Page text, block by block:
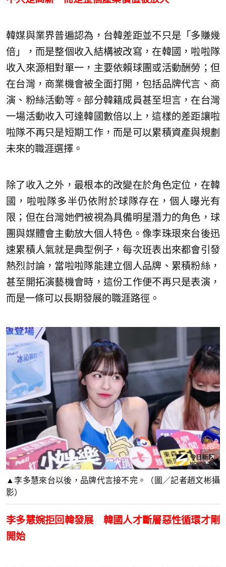
韓媒與業界普遍認為，台韓差距並不只是「多賺幾
倍」，而是整個收入結構被改寫，在韓國，啦啦隊
收入來源相對單一，主要依賴球團或活動酬勞；但
在台灣，商業機會被全面打開，包括品牌代言、商
演、粉絲活動等。部分韓籍成員甚至坦言，在台灣
一場活動收入可達韓國數倍以上，這樣的差距讓啦
啦隊不再只是短期工作，而是可以累積資產與規劃
未來的職涯選擇。
除了收入之外，最根本的改變在於角色定位，在韓
國，啦啦隊多半仍依附於球隊存在，個人曝光有
限；但在台灣她們被視為具備明星潛力的角色，球
團與媒體會主動放大個人特色。像李珠珢來台後迅
速累積人氣就是典型例子，每次班表出來都會引發
熱烈討論，當啦啦隊能建立個人品牌、累積粉絲，
甚至開拓演藝機會時，這份工作便不再只是表演，
而是一條可以長期發展的職涯路徑。
▲李多慧來台以後，品牌代言接不完。（圖／記者趙文彬攝
影）
李多慧婉拒回韓發展 韓國人才斷層惡性循環才剛
開始